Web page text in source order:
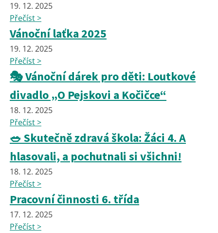
19. 12. 2025
Přečíst >
Vánoční laťka 2025
19. 12. 2025
Přečíst >
🎭 Vánoční dárek pro děti: Loutkové
divadlo „O Pejskovi a Kočičce“
18. 12. 2025
Přečíst >
🥗 Skutečně zdravá škola: Žáci 4. A
hlasovali, a pochutnali si všichni!
18. 12. 2025
Přečíst >
Pracovní činnosti 6. třída
17. 12. 2025
Přečíst >